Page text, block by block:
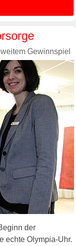
Gewinnspiel
der
echte Olympia-Uhr.